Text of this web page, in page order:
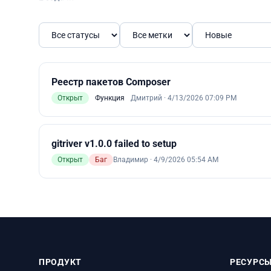
Реестр пакетов Composer
Открыт Функция Дмитрий · 4/13/2026 07:09 PM
gitriver v1.0.0 failed to setup
Открыт Баг Владимир · 4/9/2026 05:54 AM
ПРОДУКТ РЕСУРСЫ